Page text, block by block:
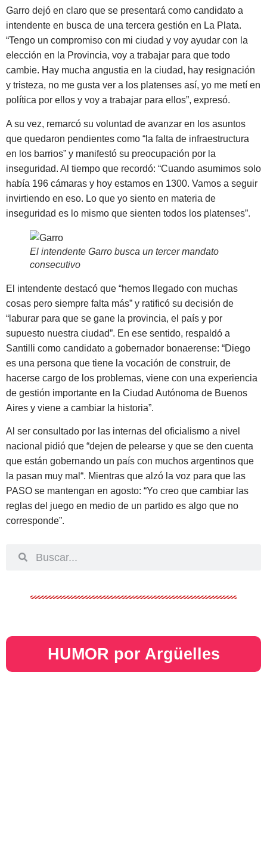
Garro dejó en claro que se presentará como candidato a
intendente en busca de una tercera gestión en La Plata.
“Tengo un compromiso con mi ciudad y voy ayudar con la
elección en la Provincia, voy a trabajar para que todo
cambie. Hay mucha angustia en la ciudad, hay resignación
y tristeza, no me gusta ver a los platenses así, yo me metí en
política por ellos y voy a trabajar para ellos”, expresó.
A su vez, remarcó su voluntad de avanzar en los asuntos
que quedaron pendientes como “la falta de infraestructura
en los barrios” y manifestó su preocupación por la
inseguridad. Al tiempo que recordó: “Cuando asumimos solo
había 196 cámaras y hoy estamos en 1300. Vamos a seguir
invirtiendo en eso. Lo que yo siento en materia de
inseguridad es lo mismo que sienten todos los platenses”.
El intendente Garro busca un tercer mandato
consecutivo
El intendente destacó que “hemos llegado con muchas
cosas pero siempre falta más” y ratificó su decisión de
“laburar para que se gane la provincia, el país y por
supuesto nuestra ciudad”. En ese sentido, respaldó a
Santilli como candidato a gobernador bonaerense: “Diego
es una persona que tiene la vocación de construir, de
hacerse cargo de los problemas, viene con una experiencia
de gestión importante en la Ciudad Autónoma de Buenos
Aires y viene a cambiar la historia”.
Al ser consultado por las internas del oficialismo a nivel
nacional pidió que “dejen de pelearse y que se den cuenta
que están gobernando un país con muchos argentinos que
la pasan muy mal “. Mientras que alzó la voz para que las
PASO se mantengan en agosto: “Yo creo que cambiar las
reglas del juego en medio de un partido es algo que no
corresponde”.
HUMOR por Argüelles​